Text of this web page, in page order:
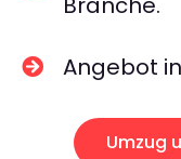
Angebot in
Umzug